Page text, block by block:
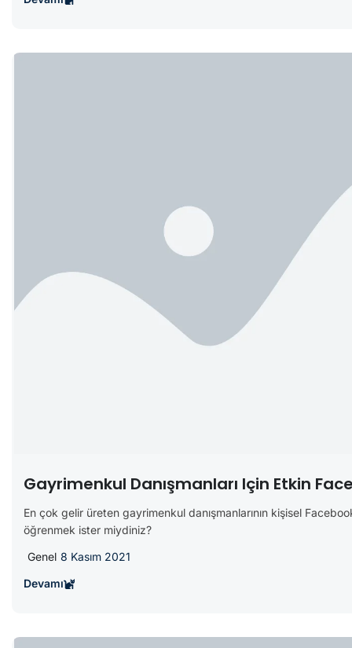
Gayrimenkul Danışmanları Için Etkin
En çok gelir üreten gayrimenkul danışmanlarının kişisel
öğrenmek ister miydiniz?
Genel 8 Kasım 2021
Devamı